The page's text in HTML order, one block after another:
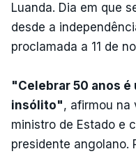
Luanda. Dia em que
desde a
proclamada a 11 de
"Celebrar 50 anos
insólito", afirmou na
ministro de Estado e
presidente angolano.